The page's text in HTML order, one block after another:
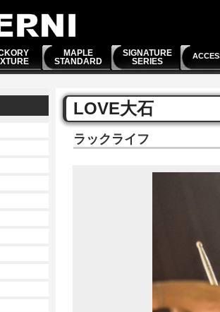
MAPLE
STANDARD
SIGNATURE
SERIES
LOVE大石
ラックライフ